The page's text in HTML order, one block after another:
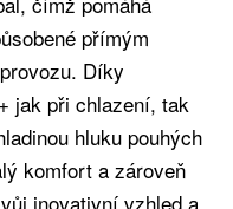
přímým
Díky
jak při chlazení, tak
hluku pouhých
komfort a zároveň
inovativní vzhled a